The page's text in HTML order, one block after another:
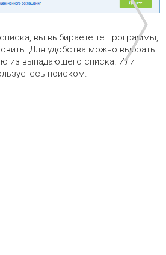
вы выбираете те программы,
Для удобства можно выбрать
из выпадающего списка. Или
поиском.